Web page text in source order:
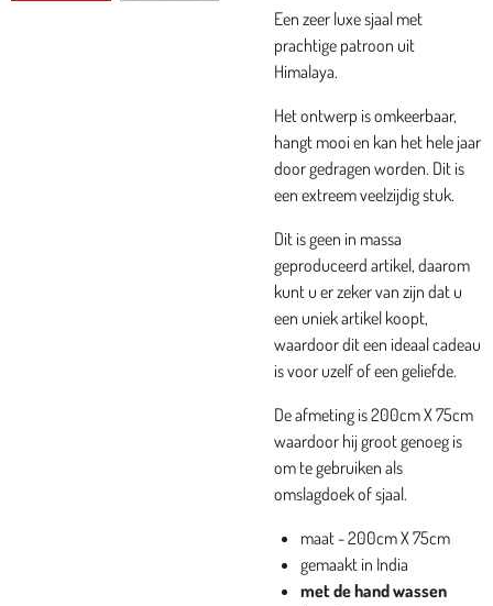
Een zeer luxe sjaal met
prachtige patroon uit
Himalaya.
Het ontwerp is omkeerbaar,
hangt mooi en kan het hele jaar
door gedragen worden. Dit is
een extreem veelzijdig stuk.
Dit is geen in massa
geproduceerd artikel, daarom
kunt u er zeker van zijn dat u
een uniek artikel koopt,
waardoor dit een ideaal cadeau
is voor uzelf of een geliefde.
De afmeting is 200cm X 75cm
waardoor hij groot genoeg is
om te gebruiken als
omslagdoek of sjaal.
maat - 200cm X 75cm
gemaakt in India
met de hand wassen